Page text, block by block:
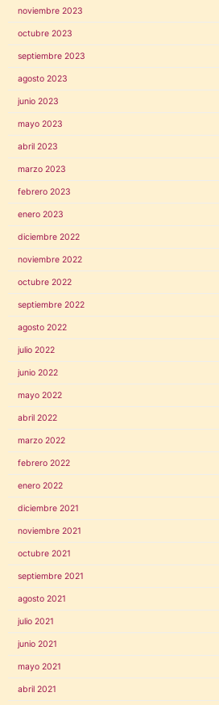
noviembre 2023
octubre 2023
septiembre 2023
agosto 2023
junio 2023
mayo 2023
abril 2023
marzo 2023
febrero 2023
enero 2023
diciembre 2022
noviembre 2022
octubre 2022
septiembre 2022
agosto 2022
julio 2022
junio 2022
mayo 2022
abril 2022
marzo 2022
febrero 2022
enero 2022
diciembre 2021
noviembre 2021
octubre 2021
septiembre 2021
agosto 2021
julio 2021
junio 2021
mayo 2021
abril 2021